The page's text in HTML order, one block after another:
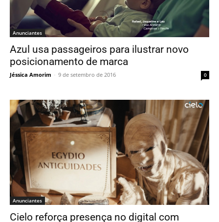
Anunciantes
Azul usa passageiros para ilustrar novo
posicionamento de marca
Jéssica Amorim - 9 de setembro de 2016 0
Anunciantes
Cielo reforça presença no digital com